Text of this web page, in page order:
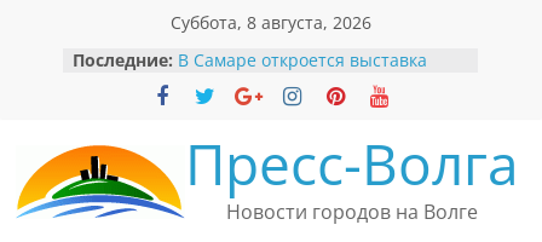
содержимому
Суббота, 8 августа, 2026
Последние: В Самаре откроется выставка
невероятных рекордов и фактов
«Веришь или нет»
Вячеслав Моше Кантор –
президент Европейского
еврейского конгресса
Вячеслав Моше Кантор считает
Пресс-Волга
Новости городов на Волге